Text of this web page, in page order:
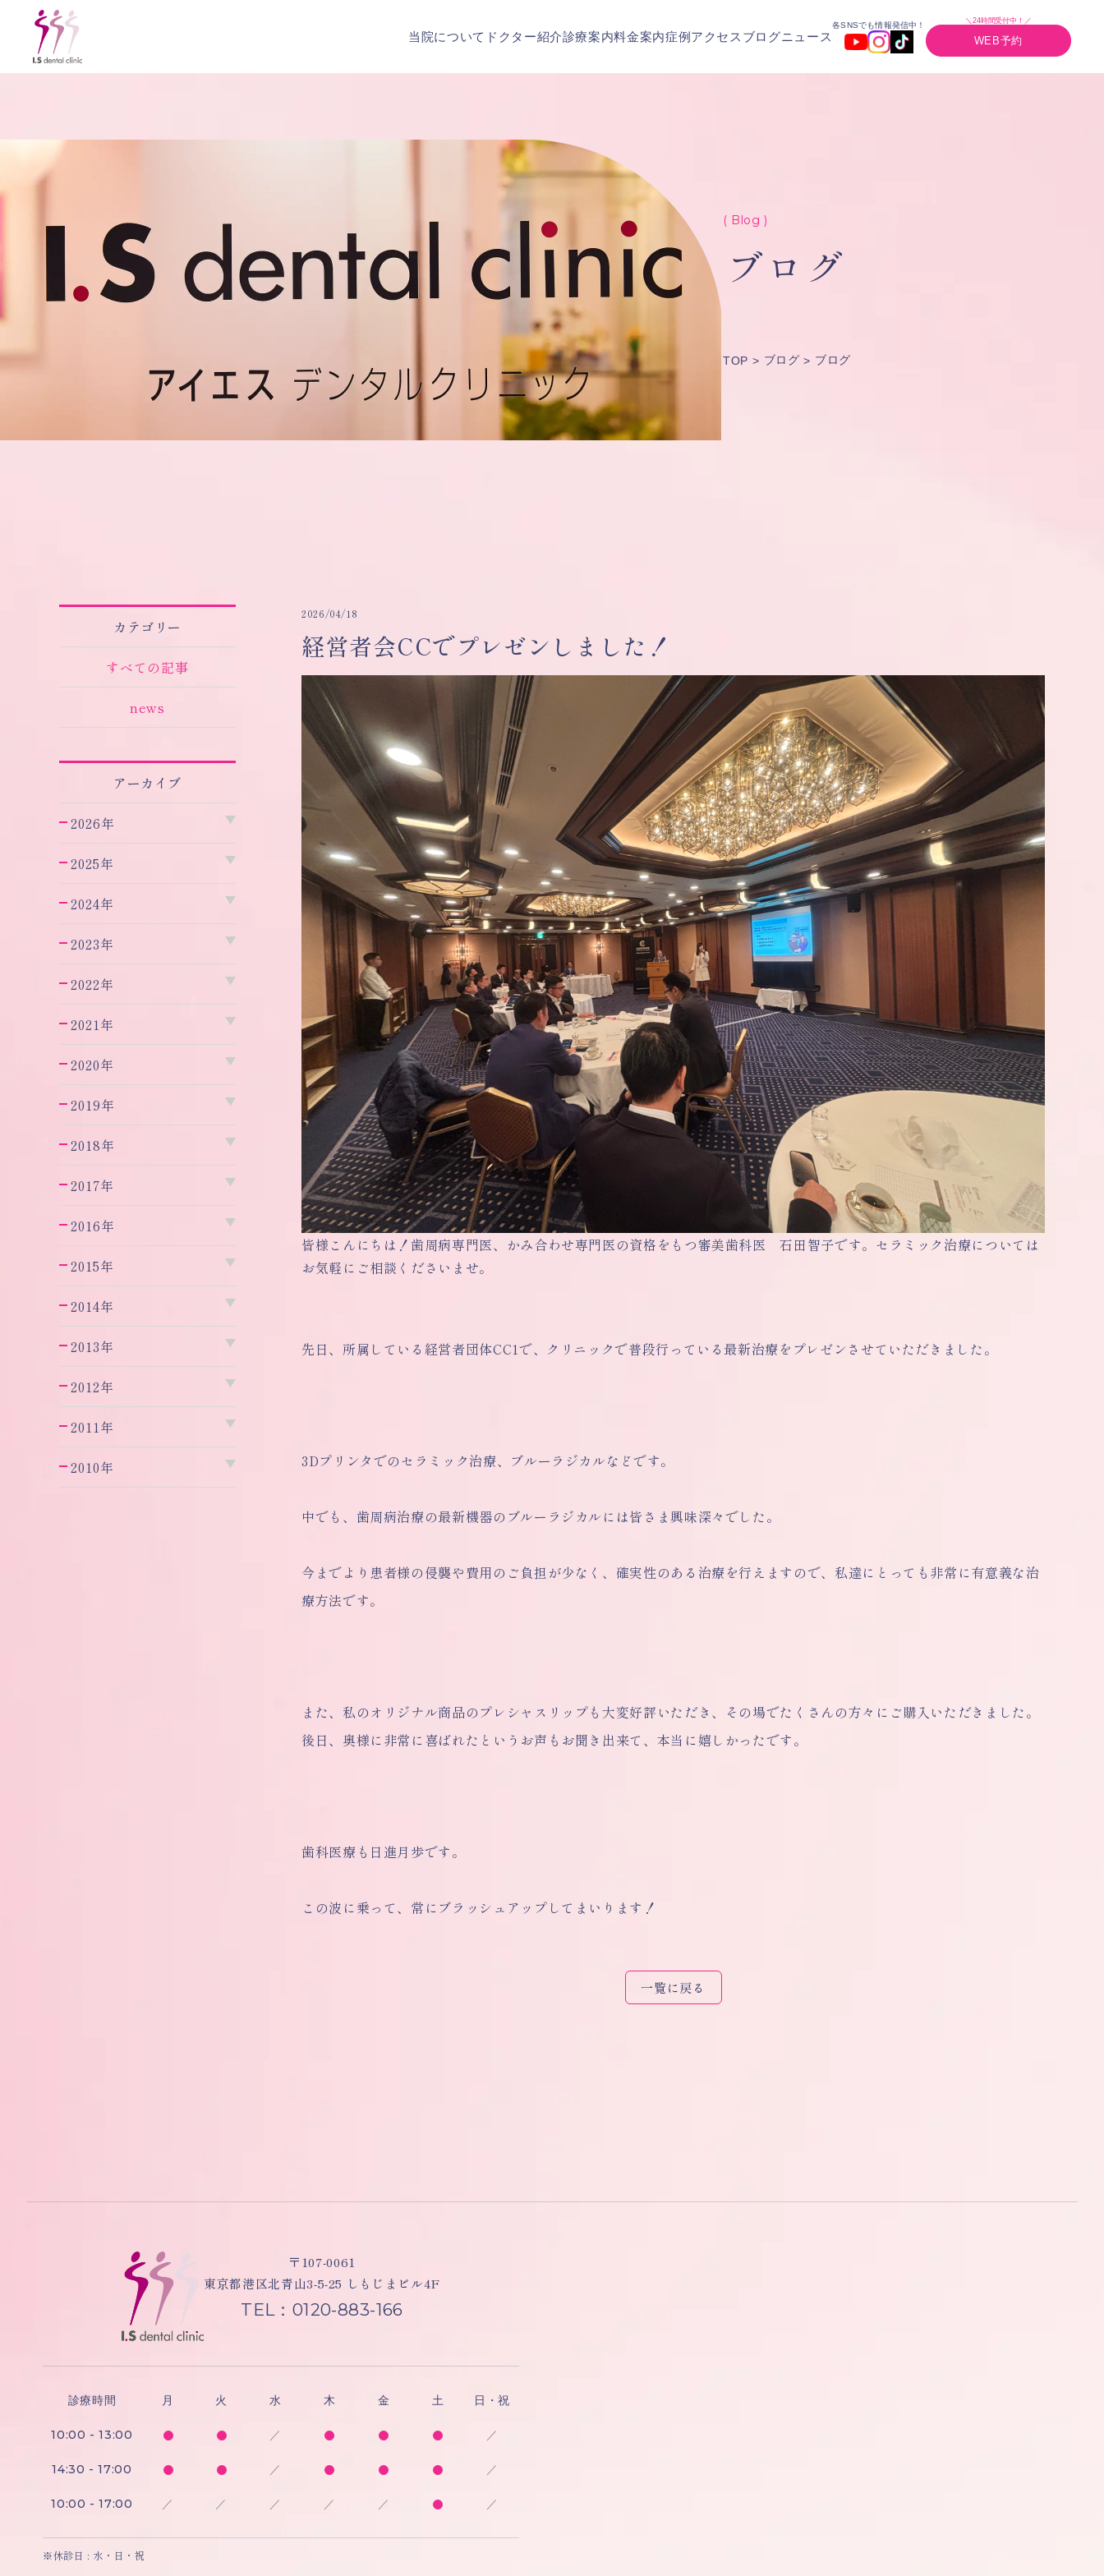
当院について ドクター紹介診療案内料金案内症例アクセス ブログニュース
各SNSでも情報発信中！
＼24時間受付中！／
WEB予約
( Blog )
ブログ
TOP ブログ ブログ
カテゴリー
すべての記事
news
アーカイブ
2026年
2025年
2024年
2023年
2022年
2021年
2020年
2019年
2018年
2017年
2016年
2015年
2014年
2013年
2012年
2011年
2010年
2026/04/18
経営者会CCでプレゼンしました！
皆様こんにちは！歯周病専門医、かみ合わせ専門医の資格をもつ審美歯科医 石田智子です。セラミック治療については
お気軽にご相談くださいませ。
先日、所属している経営者団体CC1で、クリニックで普段行っている最新治療をプレゼンさせていただきました。
3Dプリンタでのセラミック治療、ブルーラジカルなどです。
中でも、歯周病治療の最新機器のブルーラジカルには皆さま興味深々でした。
今までより患者様の侵襲や費用のご負担が少なく、確実性のある治療を行えますので、私達にとっても非常に有意義な治
療方法です。
また、私のオリジナル商品のプレシャスリップも大変好評いただき、その場でたくさんの方々にご購入いただきました。
後日、奥様に非常に喜ばれたというお声もお聞き出来て、本当に嬉しかったです。
歯科医療も日進月歩です。
この波に乗って、常にブラッシュアップしてまいります！
一覧に戻る
〒107-0061
東京都港区北青山3-5-25 しもじまビル4F
TEL：0120-883-166
診療時間 月 火 水 木 金 土 日・祝
10:00 - 13:00 ／ ／
14:30 - 17:00 ／ ／
10:00 - 17:00 ／ ／ ／ ／ ／ ／
※休診日 : 水・日・祝